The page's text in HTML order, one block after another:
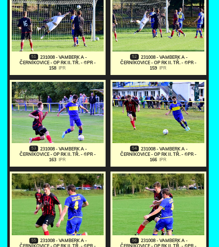
51
231008 - VAMBERK A -
ČERNÍKOVICE - OP RK II. TŘ. - ©PR -
158 IPR
52
231008 - VAMBERK A -
ČERNÍKOVICE - OP RK II. TŘ. - ©PR -
159 IPR
53
231008 - VAMBERK A -
ČERNÍKOVICE - OP RK II. TŘ. - ©PR -
163 IPR
54
231008 - VAMBERK A -
ČERNÍKOVICE - OP RK II. TŘ. - ©PR -
166 IPR
55
231008 - VAMBERK A -
ČERNÍKOVICE - OP RK II. TŘ. - ©PR -
56
231008 - VAMBERK A -
ČERNÍKOVICE - OP RK II. TŘ. - ©PR -